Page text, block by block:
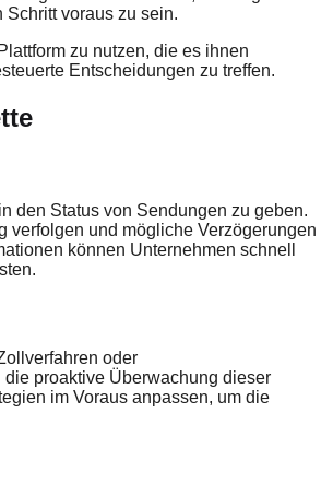
voraus zu sein.
zu nutzen, die es ihnen
Entscheidungen zu treffen.
den Status von Sendungen zu geben.
verfolgen und mögliche Verzögerungen
können Unternehmen schnell
oder
proaktive Überwachung dieser
im Voraus anpassen, um die